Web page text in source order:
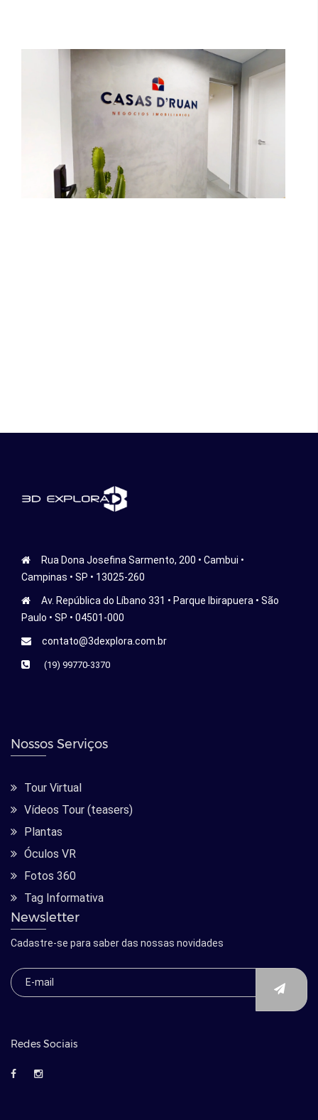
AUT 2750 RESIDENCIAL | PERFIL
Rua Dona Josefina Sarmento, 200 • Cambui •
Campinas • SP • 13025-260
Av. República do Líbano 331 • Parque Ibirapuera • São
Paulo • SP • 04501-000
contato@3dexplora.com.br
(19) 99770-3370
Nossos Serviços
Tour Virtual
Vídeos Tour (teasers)
Plantas
Óculos VR
Fotos 360
Tag Informativa
Newsletter
Cadastre-se para saber das nossas novidades
Redes Sociais